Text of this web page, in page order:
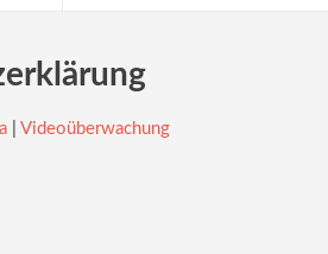
Videoüberwachung